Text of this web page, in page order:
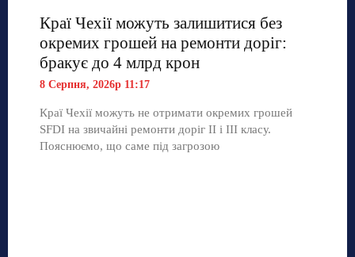
Краї Чехії можуть залишитися без
окремих грошей на ремонти доріг:
бракує до 4 млрд крон
8 Серпня, 2026р 11:17
Краї Чехії можуть не отримати окремих грошей
SFDI на звичайні ремонти доріг II і III класу.
Пояснюємо, що саме під загрозою